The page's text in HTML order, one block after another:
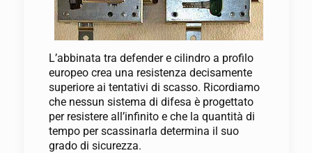
L’abbinata tra defender e cilindro a profilo
europeo crea una resistenza decisamente
superiore ai tentativi di scasso. Ricordiamo
che nessun sistema di difesa è progettato
per resistere all’infinito e che la quantità di
tempo per scassinarla determina il suo
grado di sicurezza.